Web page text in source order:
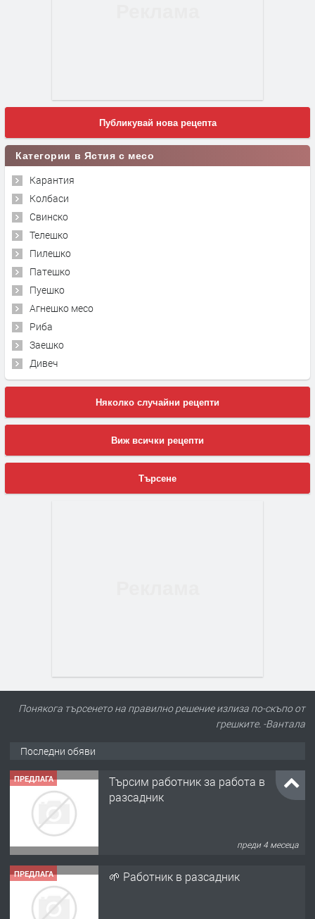
Публикувай нова рецепта
Категории в Ястия с месо
Карантия
Колбаси
Свинско
Телешко
Пилешко
Патешко
Пуешко
Агнешко месо
Риба
Заешко
Дивеч
Няколко случайни рецепти
Виж всички рецепти
Търсене
Понякога търсенето на правилно решение излиза по-скъпо от
грешките. -Вантала
Последни обяви
ПРЕДЛАГА
Търсим работник за работа в
разсадник
преди 4 месеца
ПРЕДЛАГА 🌱 Работник в разсадник